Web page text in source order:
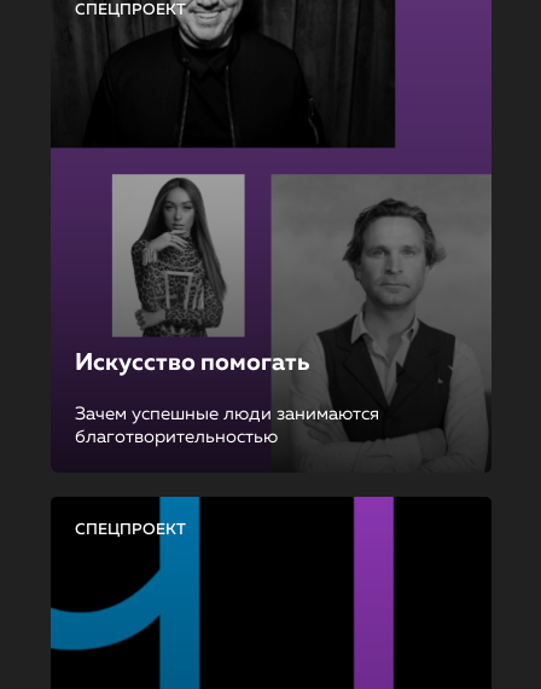
СПЕЦПРОЕКТ
Искусство помогать
Зачем успешные люди занимаются
благотворительностью
СПЕЦПРОЕКТ